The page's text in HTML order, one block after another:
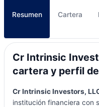
Resumen Cartera
Cr Intrinsic
cartera y perfil
Cr Intrinsic Investors,
institución financiera con